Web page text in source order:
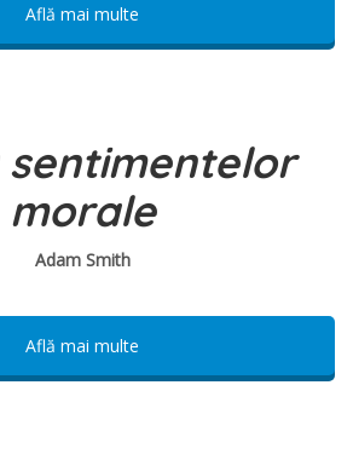
Află mai multe
sentimentelor
morale
Adam Smith
Află mai multe